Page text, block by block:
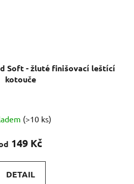
Soft - žluté finišovací leštící
kotouče
hodnocení
produktu
5,0
z
(>10 ks)
149 Kč
DETAIL